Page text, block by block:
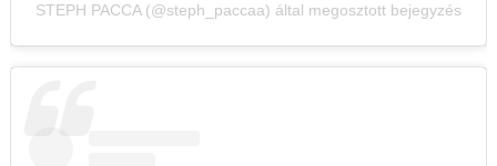
STEPH PACCA (@steph_paccaa) által megosztott bejegyzés